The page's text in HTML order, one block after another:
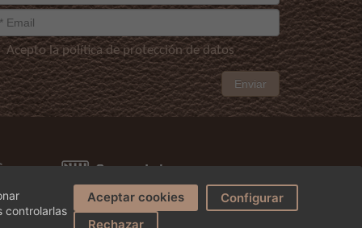
Acepto la política de protección de datos
Enviar
controlarlas
Aceptar cookies
Configurar
Rechazar